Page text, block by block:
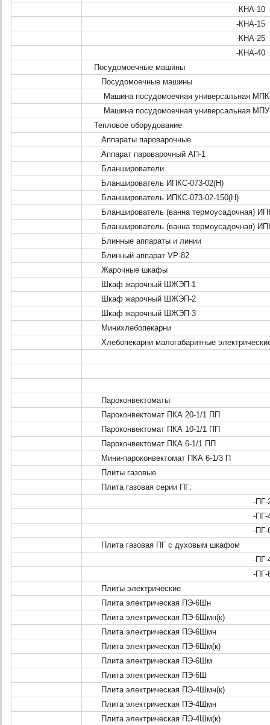
-КНА-10
-КНА-15
-КНА-25
-КНА-40
Посудомоечные машины
Посудомоечные машины
Машина посудомоечная универсальная
Машина посудомоечная универсальная
Тепловое оборудование
Аппараты пароварочные
Аппарат пароварочный АП-1
Бланширователи
Бланширователь ИПКС-073-02(Н)
Бланширователь ИПКС-073-02-150(Н)
Бланширователь (ванна термоусадочная)
Бланширователь (ванна термоусадочная)
Блинные аппараты и линии
Блинный аппарат VP-82
Жарочные шкафы
Шкаф жарочный ШЖЭП-1
Шкаф жарочный ШЖЭП-2
Шкаф жарочный ШЖЭП-3
Минихлебопекарни
Хлебопекарни малогабаритные
Пароконвектоматы
Пароконвектомат ПКА 20-1/1 ПП
Пароконвектомат ПКА 10-1/1 ПП
Пароконвектомат ПКА 6-1/1 ПП
Мини-пароконвектомат ПКА 6-1/3 П
Плиты газовые
Плита газовая серии ПГ:
-ПГ-
-ПГ-
-ПГ-
Плита газовая ПГ с духовым шкафом
-ПГ-
-ПГ-
Плиты электрические
Плита электрическая ПЭ-6Шн
Плита электрическая ПЭ-6Шмн(к)
Плита электрическая ПЭ-6Шмн
Плита электрическая ПЭ-6Шм(к)
Плита электрическая ПЭ-6Шм
Плита электрическая ПЭ-6Ш
Плита электрическая ПЭ-4Шмн(к)
Плита электрическая ПЭ-4Шмн
Плита электрическая ПЭ-4Шм(к)